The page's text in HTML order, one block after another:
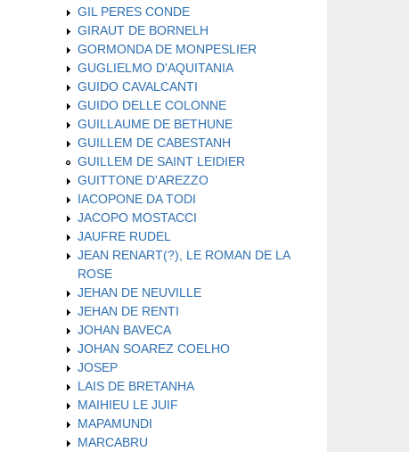
GIL PERES CONDE
GIRAUT DE BORNELH
GORMONDA DE MONPESLIER
GUGLIELMO D'AQUITANIA
GUIDO CAVALCANTI
GUIDO DELLE COLONNE
GUILLAUME DE BETHUNE
GUILLEM DE CABESTANH
GUILLEM DE SAINT LEIDIER
GUITTONE D'AREZZO
IACOPONE DA TODI
JACOPO MOSTACCI
JAUFRE RUDEL
JEAN RENART(?), LE ROMAN DE LA
ROSE
JEHAN DE NEUVILLE
JEHAN DE RENTI
JOHAN BAVECA
JOHAN SOAREZ COELHO
JOSEP
LAIS DE BRETANHA
MAIHIEU LE JUIF
MAPAMUNDI
MARCABRU